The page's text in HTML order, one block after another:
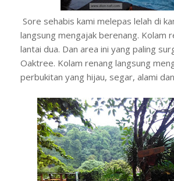
Sore sehabis kami melepas lelah di
langsung mengajak berenang. Kolam
lantai dua. Dan area ini yang paling
Oaktree. Kolam renang langsung
perbukitan yang hijau, segar, alami